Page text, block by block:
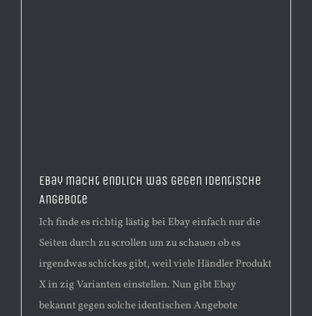
Ebay macht endlich was gegen identische
Angebote
Ich finde es richtig lästig bei Ebay einfach nur die
Seiten durch zu scrollen um zu schauen ob es
irgendwas schickes gibt, weil viele Händler Produkt
X in zig Varianten einstellen. Nun gibt Ebay
bekannt gegen solche identischen Angebote